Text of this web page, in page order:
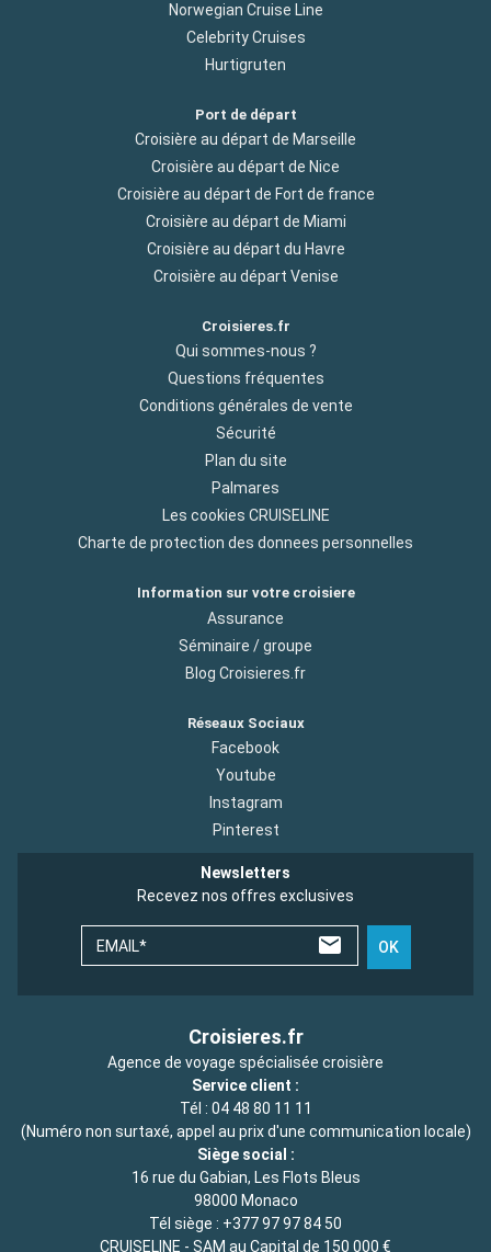
Norwegian Cruise Line
Celebrity Cruises
Hurtigruten
Port de départ
Croisière au départ de Marseille
Croisière au départ de Nice
Croisière au départ de Fort de france
Croisière au départ de Miami
Croisière au départ du Havre
Croisière au départ Venise
Croisieres.fr
Qui sommes-nous ?
Questions fréquentes
Conditions générales de vente
Sécurité
Plan du site
Palmares
Les cookies CRUISELINE
Charte de protection des donnees personnelles
Information sur votre croisiere
Assurance
Séminaire / groupe
Blog Croisieres.fr
Réseaux Sociaux
Facebook
Youtube
Instagram
Pinterest
Newsletters
Recevez nos offres exclusives
EMAIL* OK
Croisieres.fr
Agence de voyage spécialisée croisière
Service client :
Tél : 04 48 80 11 11
(Numéro non surtaxé, appel au prix d'une communication locale)
Siège social :
16 rue du Gabian, Les Flots Bleus
98000 Monaco
Tél siège : +377 97 97 84 50
CRUISELINE - SAM au Capital de 150 000 €